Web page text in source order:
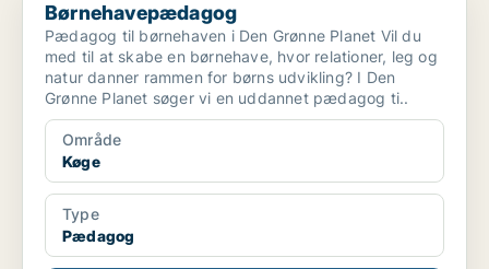
Børnehavepædagog
Pædagog til børnehaven i Den Grønne Planet Vil du
med til at skabe en børnehave, hvor relationer, leg og
natur danner rammen for børns udvikling? I Den
Grønne Planet søger vi en uddannet pædagog ti..
Område
Køge
Type
Pædagog